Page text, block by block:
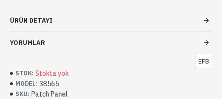
ÜRÜN DETAYI
YORUMLAR
STOK: Stokta yok
MODEL: 38565
SKU: Patch Panel
EFB